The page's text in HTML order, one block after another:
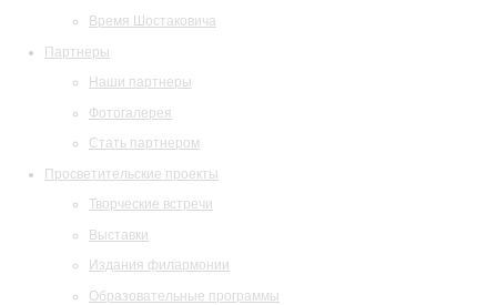
Время Шостаковича
Партнеры
Наши партнеры
Фотогалерея
Стать партнером
Просветительские проекты
Творческие встречи
Выставки
Издания филармонии
Образовательные программы